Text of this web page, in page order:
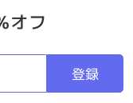
オフ
登録